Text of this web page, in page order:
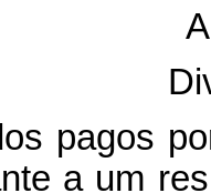
pagos
a um